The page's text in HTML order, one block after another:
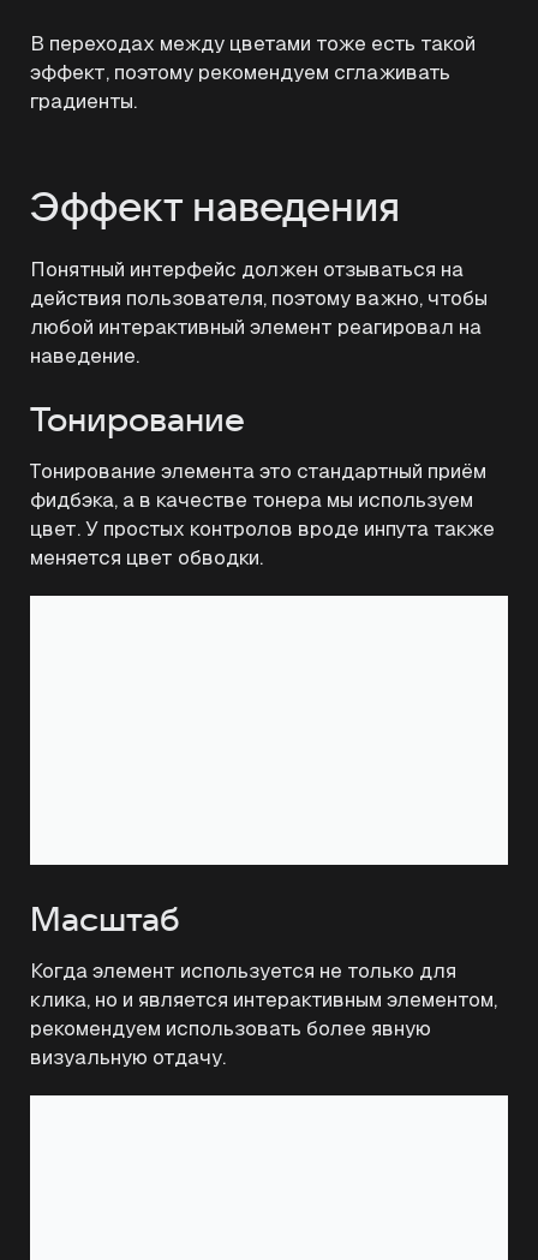
В переходах между цветами тоже есть такой
эффект, поэтому рекомендуем сглаживать
градиенты.
Эффект наведения
Понятный интерфейс должен отзываться на
действия пользователя, поэтому важно, чтобы
любой интерактивный элемент реагировал на
наведение.
Тонирование
Тонирование элемента это стандартный приём
фидбэка, а в качестве тонера мы используем
цвет. У простых контролов вроде инпута также
меняется цвет обводки.
Масштаб
Когда элемент используется не только для
клика, но и является интерактивным элементом,
рекомендуем использовать более явную
визуальную отдачу.